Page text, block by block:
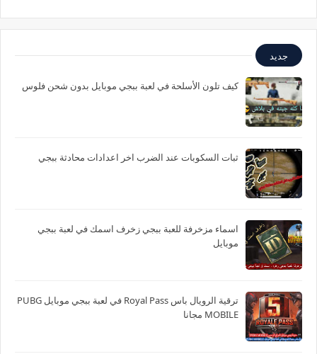
جديد
كيف تلون الأسلحة في لعبة ببجي موبايل بدون شحن فلوس
ثبات السكوبات عند الضرب اخر اعدادات محادثة ببجي
اسماء مزخرفة للعبة ببجي زخرف اسمك في لعبة ببجي
موبايل
ترقية الرويال باس Royal Pass في لعبة ببجي موبايل PUBG
MOBILE مجانا